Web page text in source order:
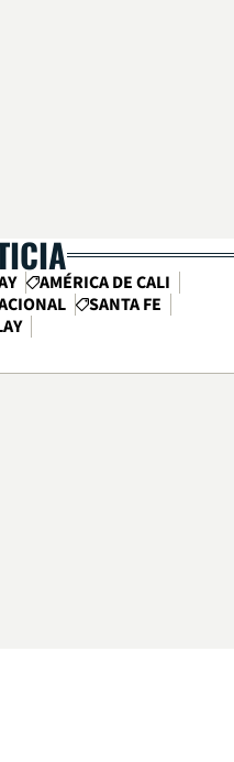
AMÉRICA DE CALI
SANTA FE